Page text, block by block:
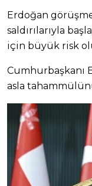
Erdoğan
saldırılarıyla
için büyük risk
Cumhurbaşkanı
asla